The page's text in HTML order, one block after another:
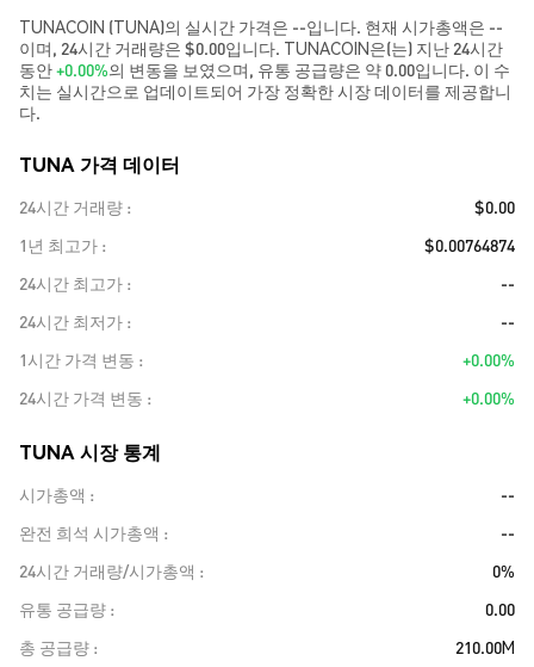
TUNACOIN (TUNA)의 실시간 가격은 --입니다. 현재 시가총액은 --
이며, 24시간 거래량은 $0.00입니다. TUNACOIN은(는) 지난 24시간
동안+0.00%의 변동을 보였으며, 유통 공급량은 약 0.00입니다. 이 수
치는 실시간으로 업데이트되어 가장 정확한 시장 데이터를 제공합니
다.
TUNA 가격 데이터
24시간 거래량
$0.00
1년 최고가
$0.00764874
24시간 최고가
--
24시간 최저가
--
1시간 가격 변동
+0.00%
24시간 가격 변동
+0.00%
TUNA 시장 통계
시가총액
--
완전 희석 시가총액
--
24시간 거래량/시가총액
0%
유통 공급량
0.00
총 공급량
210.00M